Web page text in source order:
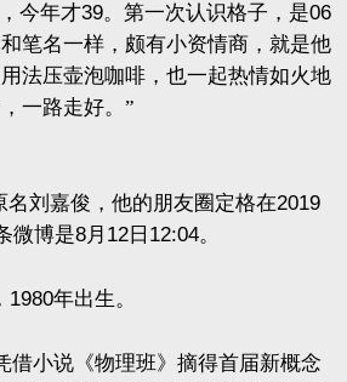
今年才39。第一次认识格子，是06
笔名一样，颇有小资情商，就是他
法压壶泡咖啡，也一起热情如火地
一路走好。”
名刘嘉俊，他的朋友圈定格在2019
微博是8月 12 日 12:04。
1980年出生。
借小说《物理班》摘得首届新概念